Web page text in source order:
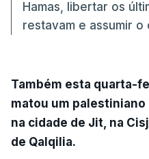
Hamas, libertar os
restavam e assumir
Também esta quarta-
matou um
na cidade de Jit, na
de Qalqilia.